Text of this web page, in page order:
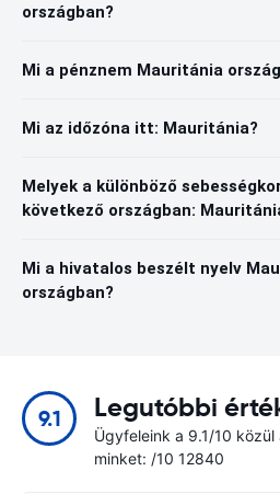
országban?
Mi a pénznem Mauritánia
Mi az időzóna itt: Mauritánia?
Melyek a különböző
következő országban:
Mi a hivatalos beszélt nyelv
országban?
9.1 Legutóbbi
Ügyfeleink a 9.1/10
minket: /10 12840